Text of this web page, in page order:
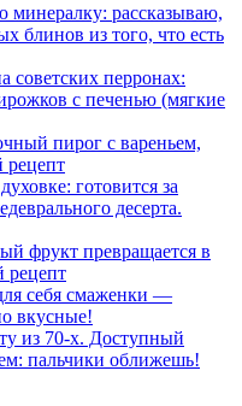
минералку: рассказываю,
блинов из того, что есть
советских перронах:
с печенью (мягкие
пирог с вареньем,
рецепт
готовится за
десерта.
фрукт превращается в
рецепт
себя смаженки —
вкусные!
из 70-х. Доступный
пальчики оближешь!